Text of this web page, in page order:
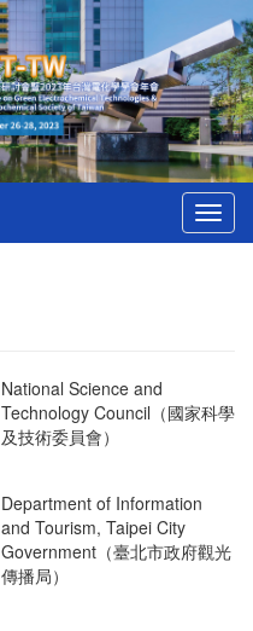
National Science and
Technology Council（國家科學
及技術委員會）
Department of Information
and Tourism, Taipei City
Government（臺北市政府觀光
傳播局）